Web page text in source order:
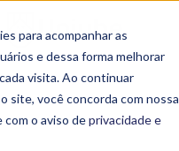
para acompanhar as
e dessa forma melhorar
visita. Ao continuar
site, você concorda com nossa
com o aviso deprivacidade e